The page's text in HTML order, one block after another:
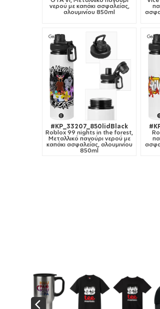
νερού με καπάκι ασφαλείας,
αλουμινίου 850ml
Gaming
#KP_33207_850lidBlack
Roblox 99 nights in the forest,
Μεταλλικό παγούρι νερού με
καπάκι ασφαλείας, αλουμινίου
850ml